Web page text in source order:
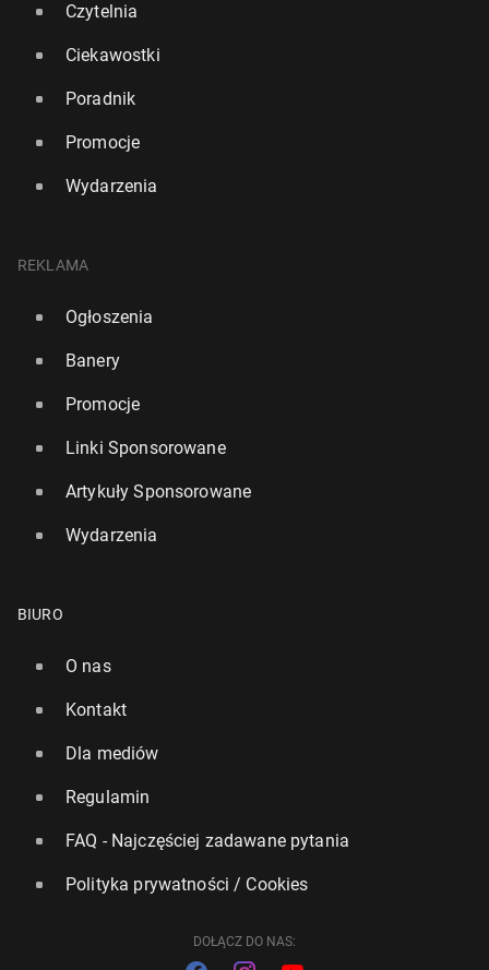
Formuła 1: Ver­stap­pen wygrał w Katarze, walka o
tytuł trwa
24 listopada 2025, 08:30
Czytelnia
Ciekawostki
Poradnik
Promocje
Wydarzenia
REKLAMA
Ogłoszenia
Banery
Promocje
Linki Sponsorowane
Artykuły Sponsorowane
Wydarzenia
BIURO
O nas
Kontakt
Dla mediów
Regulamin
FAQ - Najczęściej zadawane pytania
Polityka prywatności / Cookies
DOŁĄCZ DO NAS: